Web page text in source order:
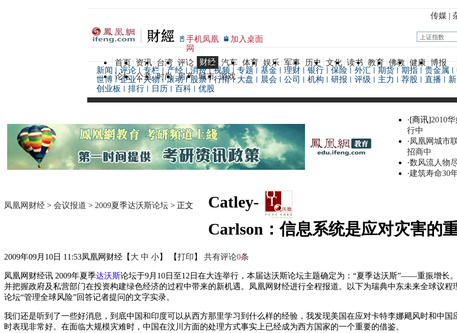
传媒|
手机凤凰
网
加入桌面
首页 资讯 台湾 评论 财经 汽车 体育 娱乐 军事 历史 文化 读书 教育 佛教 健康 博报
论坛 公益 时尚 房产 城市 游戏
新闻 评论 专栏 产经 消费 视频 专题 基金 理财 银行 保险 外汇 期货 期指 贵金属
世博
企业 人物 滚动 股票 行情 大盘 晨会 公司 机构 研报 评级 主力 荐股 直播
创业板
排行 日历 百科 优股
·[商讯]2010
行中
·凤凰网城市
招商中
·数风流人物
·建筑寿命30
凤凰网财经 > 会议报道 > 2009夏季达沃斯论坛 > 正文
Catley-
Carlson：信息系统是应对灾害的
2009年09月10日 11:53凤凰网财经 【 大 中 小】 【打印 】 共有评论0条
凤凰网财经讯 2009年夏季达沃斯论坛于9月10日至12日在大连举行，本届达沃斯论坛主题确定为：“夏季达沃斯”——重振增长
并把握政府及私营部门在投资构建绿色经济的过程中带来的新机遇。凤凰网财经进行全程报道。以下为瑞典中东未来全球议程
论坛“管理全球风险”回答记者提问的文字实录。
我们还是听到了一些好消息，到底中国和印度可以从西方那里学习到什么样的经验，我发现美国在应对卡特李娜飓风时和中
时表现非常好。在面临大规模灾难时，中国在汶川方面的处理方式事实上已经成为西方国家的一个重要的借鉴。